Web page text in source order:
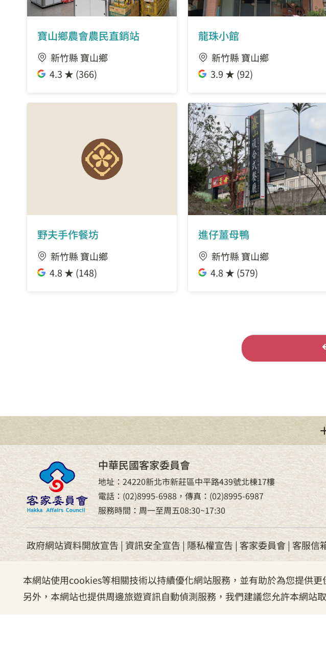
本網站使用cookies等相關技術以持續優化網站服務，並有助於為您提供
另外，本網站也提供周邊旅遊資訊自動偵測服務，我們建議您允許本網站
寶山鄉農會農民直銷站
新竹縣 寶山鄉
4.3 ★ (366)
龍珠小館
新竹縣 寶山鄉
3.9 ★ (92)
野夫手作餐坊
新竹縣 寶山鄉
4.8 ★ (148)
進仔薑母鴨
新竹縣 寶山鄉
4.8 ★ (579)
中華民國客家委員會
地址：24220新北市新莊區中平路439號北棟17樓
電話：(02)8995-6988，傳真：(02)8995-6987
服務時間：周一至周五08:30~17:30
政府網站資料開放宣告|資訊安全宣告| 隱私權宣告 | 客家委員會| 客服信